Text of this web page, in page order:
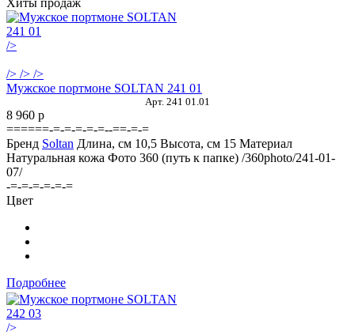
/>
/> /> />
Мужское портмоне SOLTAN 241 01
Арт. 241 01.01
8 960 p
======-=-=-=-=-=--==-=-=
Бренд Soltan Длина, см 10,5 Высота, см 15 Материал
Натуральная кожа Фото 360 (путь к папке) /360photo/241-01-
07/
-=-=-=-=-=-=
Цвет
Подробнее
/>